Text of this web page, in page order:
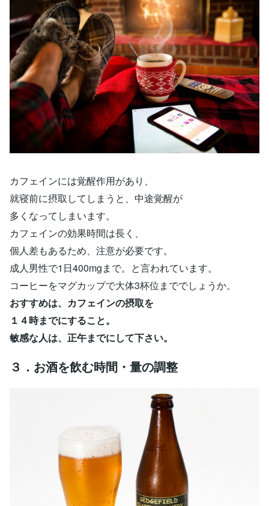
カフェインには覚醒作用があり、
就寝前に摂取してしまうと、中途覚醒が
多くなってしまいます。
カフェインの効果時間は長く、
個人差もあるため、注意が必要です。
成人男性で1日400mgまで。と言われています。
コーヒーをマグカップで大体3杯位まででしょうか。
おすすめは、カフェインの摂取を
１４時までにすること。
敏感な人は、正午までにして下さい。
３．お酒を飲む時間・量の調整